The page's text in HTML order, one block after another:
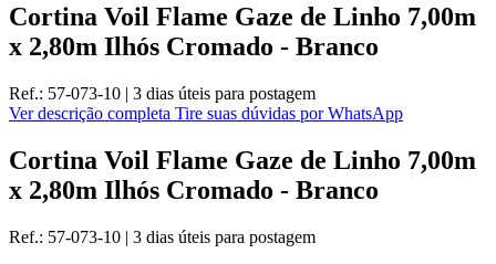
Cortina Voil Flame Gaze de Linho 7,00m
x 2,80m Ilhós Cromado - Branco
Ref.: 57-073-10 | 3 dias úteis para postagem
Ver descrição completa Tire suas dúvidas por WhatsApp
Cortina Voil Flame Gaze de Linho 7,00m
x 2,80m Ilhós Cromado - Branco
Ref.: 57-073-10 | 3 dias úteis para postagem